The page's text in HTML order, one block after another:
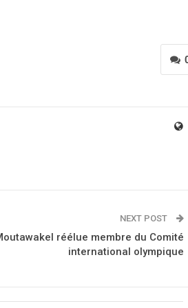
NEXT POST
réélue membre du Comité
international olympique